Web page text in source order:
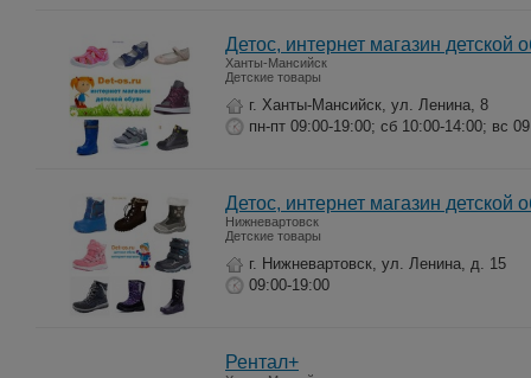
Детос, интернет магазин детской
Ханты-Мансийск
Детские товары
г. Ханты-Мансийск, ул. Ленина, 8
пн-пт 09:00-19:00; сб 10:00-14:00; вс
Детос, интернет магазин детской
Нижневартовск
Детские товары
г. Нижневартовск, ул. Ленина, д. 15
09:00-19:00
Рентал+